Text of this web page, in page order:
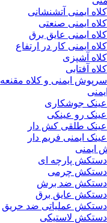
کلاه ایمنی آتشنشانی
کلاه ایمنی صنعتی
کلاه ایمنی عایق برق
کلاه ایمنی کار در ارتفاع
کلاه آشپزی
کلاه آفتابی
سرپوش ایمنی و کلاه مقنعه
عینک جوشکاری
عینک رو عینکی
عینک طلقی کش دار
عینک ایمنی فریم دار
ایمنی
دستکش پارچه ای
دستکش چرمی
دستکش ضد برش
دستکش عایق برق
دستکش عملیاتی ضد حریق
دستکش لاستیکی